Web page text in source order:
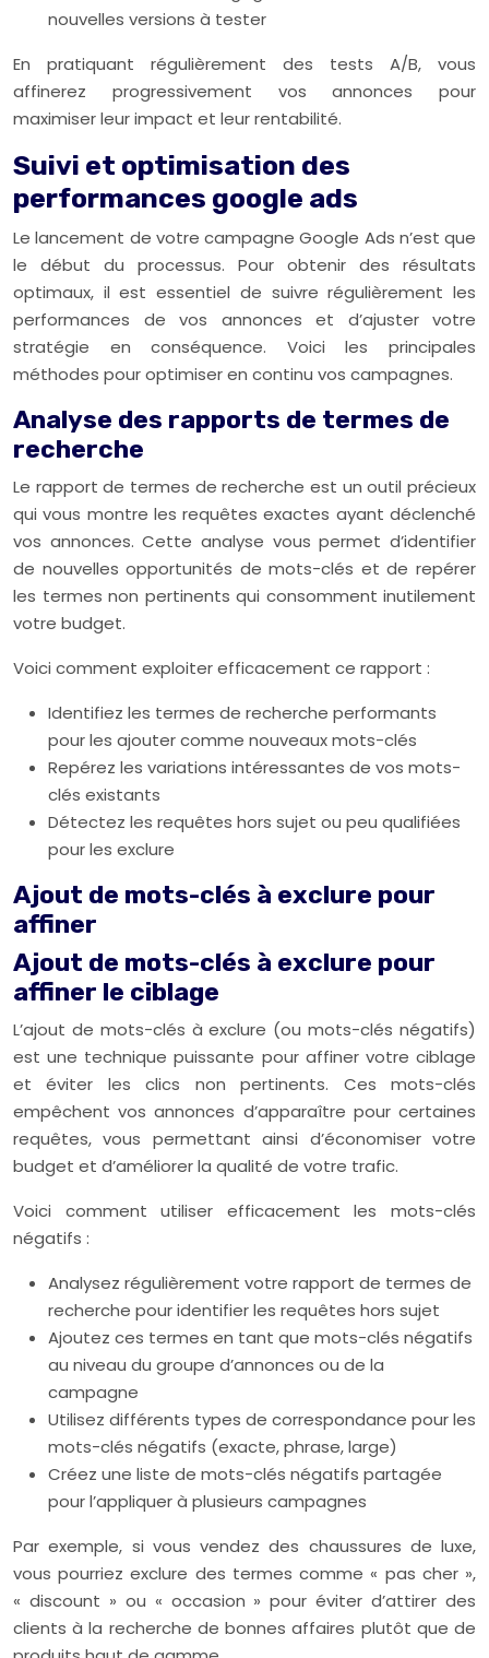
nouvelles versions à tester
En pratiquant régulièrement des tests A/B, vous
affinerez progressivement vos annonces pour
maximiser leur impact et leur rentabilité.
Suivi et optimisation des
performances google ads
Le lancement de votre campagne Google Ads n’est que
le début du processus. Pour obtenir des résultats
optimaux, il est essentiel de suivre régulièrement les
performances de vos annonces et d’ajuster votre
stratégie en conséquence. Voici les principales
méthodes pour optimiser en continu vos campagnes.
Analyse des rapports de termes de
recherche
Le rapport de termes de recherche est un outil précieux
qui vous montre les requêtes exactes ayant déclenché
vos annonces. Cette analyse vous permet d’identifier
de nouvelles opportunités de mots-clés et de repérer
les termes non pertinents qui consomment inutilement
votre budget.
Voici comment exploiter efficacement ce rapport :
Identifiez les termes de recherche performants
pour les ajouter comme nouveaux mots-clés
Repérez les variations intéressantes de vos mots-
clés existants
Détectez les requêtes hors sujet ou peu qualifiées
pour les exclure
Ajout de mots-clés à exclure pour
affiner
Ajout de mots-clés à exclure pour
affiner le ciblage
L’ajout de mots-clés à exclure (ou mots-clés négatifs)
est une technique puissante pour affiner votre ciblage
et éviter les clics non pertinents. Ces mots-clés
empêchent vos annonces d’apparaître pour certaines
requêtes, vous permettant ainsi d’économiser votre
budget et d’améliorer la qualité de votre trafic.
Voici comment utiliser efficacement les mots-clés
négatifs :
Analysez régulièrement votre rapport de termes de
recherche pour identifier les requêtes hors sujet
Ajoutez ces termes en tant que mots-clés négatifs
au niveau du groupe d’annonces ou de la
campagne
Utilisez différents types de correspondance pour les
mots-clés négatifs (exacte, phrase, large)
Créez une liste de mots-clés négatifs partagée
pour l’appliquer à plusieurs campagnes
Par exemple, si vous vendez des chaussures de luxe,
vous pourriez exclure des termes comme « pas cher »,
« discount » ou « occasion » pour éviter d’attirer des
clients à la recherche de bonnes affaires plutôt que de